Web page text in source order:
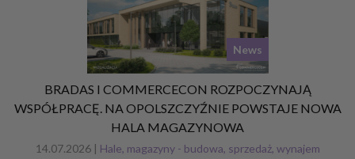
News
BRADAS I COMMERCECON ROZPOCZYNAJĄ
WSPÓŁPRACĘ. NA OPOLSZCZYŹNIE POWSTAJE NOWA
HALA MAGAZYNOWA
14.07.2026 | Hale, magazyny - budowa, sprzedaż, wynajem